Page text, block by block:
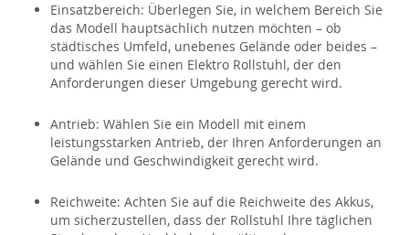
Einsatzbereich: Überlegen Sie, in welchem Bereich Sie
das Modell hauptsächlich nutzen möchten – ob
städtisches Umfeld, unebenes Gelände oder beides –
und wählen Sie einen Elektro Rollstuhl, der den
Anforderungen dieser Umgebung gerecht wird.
Antrieb: Wählen Sie ein Modell mit einem
leistungsstarken Antrieb, der Ihren Anforderungen an
Gelände und Geschwindigkeit gerecht wird.
Reichweite: Achten Sie auf die Reichweite des Akkus,
um sicherzustellen, dass der Rollstuhl Ihre täglichen